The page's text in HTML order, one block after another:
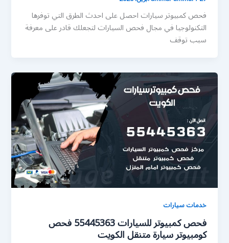
فحص كمبيوتر سيارات احصل على احدث الطرق التي توفرها
التكنولوجيا في مجال فحص السيارات لتجعلك قادر على معرفة
سبب توقف
خدمات سيارات
فحص كمبيوتر للسيارات 55445363 فحص
كومبيوتر سيارة متنقل الكويت